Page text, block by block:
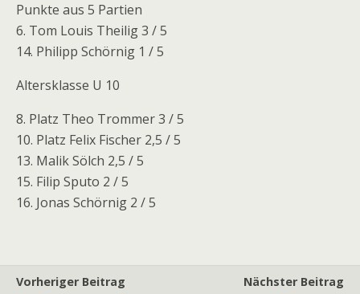
Punkte aus 5 Partien
6. Tom Louis Theilig 3 / 5
14. Philipp Schörnig 1 / 5
Altersklasse U 10
8. Platz Theo Trommer 3 / 5
10. Platz Felix Fischer 2,5 / 5
13. Malik Sölch 2,5 / 5
15. Filip Sputo 2 / 5
16. Jonas Schörnig 2 / 5
Vorheriger Beitrag
Nächster Beitrag